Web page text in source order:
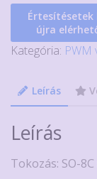
Értesítésetek
újra
Kategória: PWM
Leírás
Leírás
Tokozás: SO-